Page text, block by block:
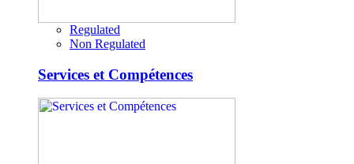
Regulated
Non Regulated
Services et Compétences